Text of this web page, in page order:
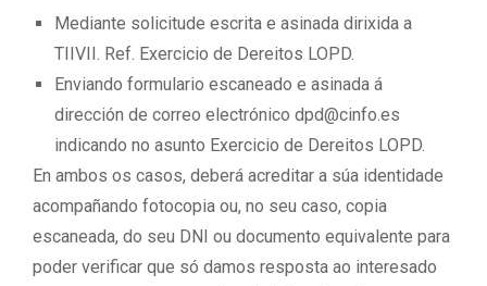
Mediante solicitude escrita e asinada dirixida a
TIIVII. Ref. Exercicio de Dereitos LOPD.
Enviando formulario escaneado e asinada á
dirección de correo electrónico dpd@cinfo.es
indicando no asunto Exercicio de Dereitos LOPD.
En ambos os casos, deberá acreditar a súa identidade
acompañando fotocopia ou, no seu caso, copia
escaneada, do seu DNI ou documento equivalente para
poder verificar que só damos resposta ao interesado